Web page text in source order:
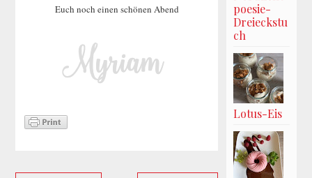
Euch noch einen schönen Abend
poesie-
Dreieckstu
ch
Lotus-Eis